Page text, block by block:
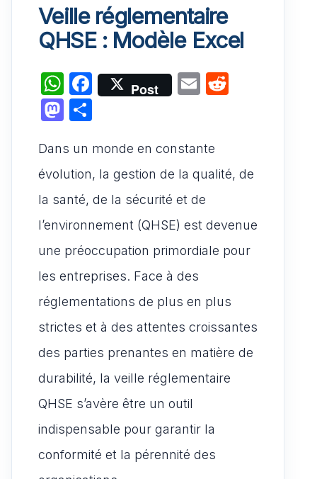
Veille réglementaire
QHSE : Modèle Excel
W
h
at
s
A
p
p
F
a
e
b
o
o
k
Post
E
l
t
M
st
o
d
o
n
ta
g
er
Dans un monde en constante
évolution, la gestion de la qualité, de
la santé, de la sécurité et de
l’environnement (QHSE) est devenue
une préoccupation primordiale pour
les entreprises. Face à des
réglementations de plus en plus
strictes et à des attentes croissantes
des parties prenantes en matière de
durabilité, la veille réglementaire
QHSE s’avère être un outil
indispensable pour garantir la
conformité et la pérennité des